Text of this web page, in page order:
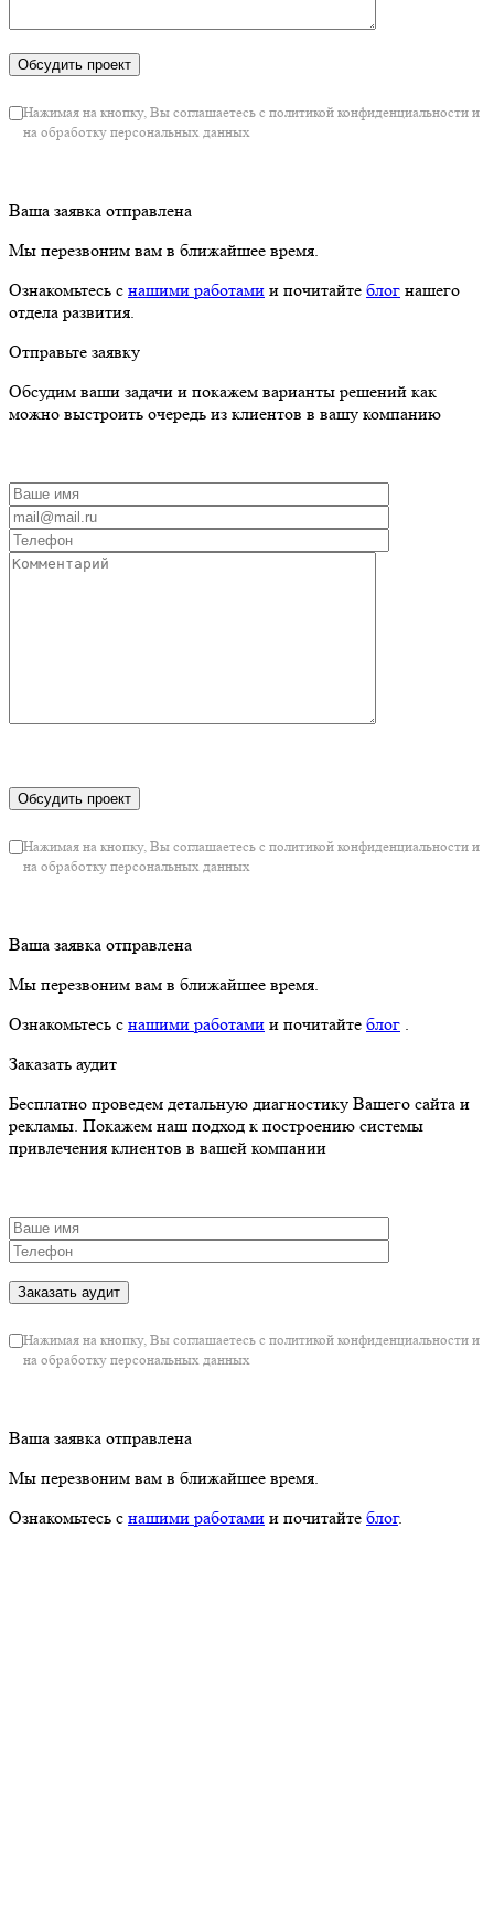
Нажимая на кнопку, Вы соглашаетесь с политикой конфиденциальности и
на обработку персональных данных
Ваша заявка отправлена
Мы перезвоним вам в ближайшее время.
Ознакомьтесь с нашими работами и почитайте блог нашего
отдела развития.
Отправьте заявку
Обсудим ваши задачи и покажем варианты решений как
можно выстроить очередь из клиентов в вашу компанию
Нажимая на кнопку, Вы соглашаетесь с политикой конфиденциальности и
на обработку персональных данных
Ваша заявка отправлена
Мы перезвоним вам в ближайшее время.
Ознакомьтесь с нашими работами и почитайте блог
Заказать аудит
Бесплатно проведем детальную диагностику Вашего сайта и
рекламы. Покажем наш подход к построению системы
привлечения клиентов в вашей компании
Нажимая на кнопку, Вы соглашаетесь с политикой конфиденциальности и
на обработку персональных данных
Ваша заявка отправлена
Мы перезвоним вам в ближайшее время.
Ознакомьтесь с нашими работами и почитайте блог.